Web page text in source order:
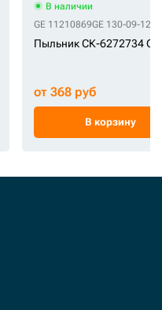
В наличии
GE 11210869GE 130-09-
Пыльник СК-6272734 GE
от 368 руб
В корзину